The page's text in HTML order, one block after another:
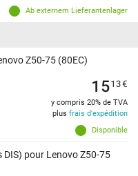
Ab externem Lieferantenlager
Z50-75 (80EC)
Disponible
1513€
y compris 20% de TVA
plus frais d'expédition
DIS) pour Lenovo Z50-75